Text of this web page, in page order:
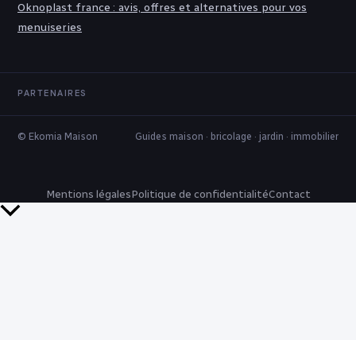
Oknoplast france : avis, offres et alternatives pour vos
menuiseries
PARTENAIRES
© Ekomia Maison Guides maison · bricolage · jardin · immobilier
Mentions légalesPolitique de confidentialitéContact